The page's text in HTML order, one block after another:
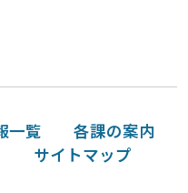
一覧
各課の案内
サイトマップ